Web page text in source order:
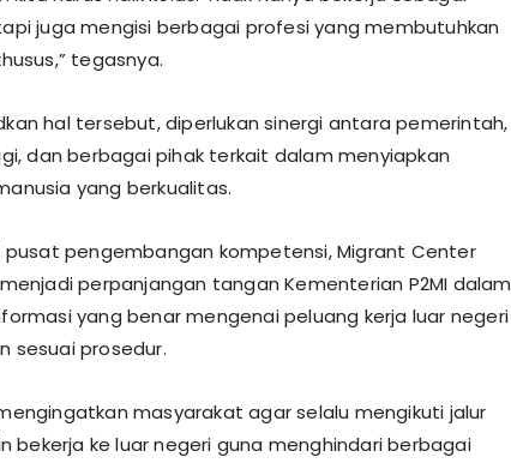
juga mengisi berbagai profesi yang membutuhkan
tegasnya.
hal tersebut, diperlukan sinergi antara pemerintah,
dan berbagai pihak terkait dalam menyiapkan
yang berkualitas.
pusat pengembangan kompetensi, Migrant Center
menjadi perpanjangan tangan Kementerian P2MI dalam
yang benar mengenai peluang kerja luar negeri
sesuai prosedur.
masyarakat agar selalu mengikuti jalur
bekerja ke luar negeri guna menghindari berbagai